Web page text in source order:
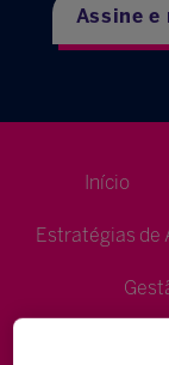
Assine e
Início
Estratégias de